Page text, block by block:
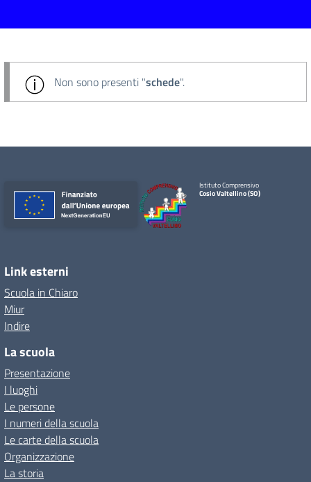
Non sono presenti "schede".
Istituto Comprensivo
Cosio Valtellino (SO)
Link esterni
Scuola in Chiaro
Miur
Indire
La scuola
Presentazione
I luoghi
Le persone
I numeri della scuola
Le carte della scuola
Organizzazione
La storia